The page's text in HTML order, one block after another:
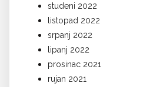
studeni 2022
listopad 2022
srpanj 2022
lipanj 2022
prosinac 2021
rujan 2021